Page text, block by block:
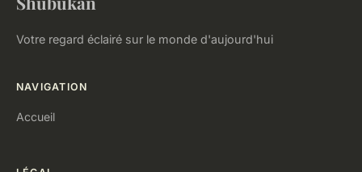
Votre regard éclairé sur le monde d'aujourd'hui
NAVIGATION
Accueil